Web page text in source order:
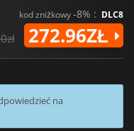
kod zniżkowy-8% : DLC8
272.96ZŁ
na